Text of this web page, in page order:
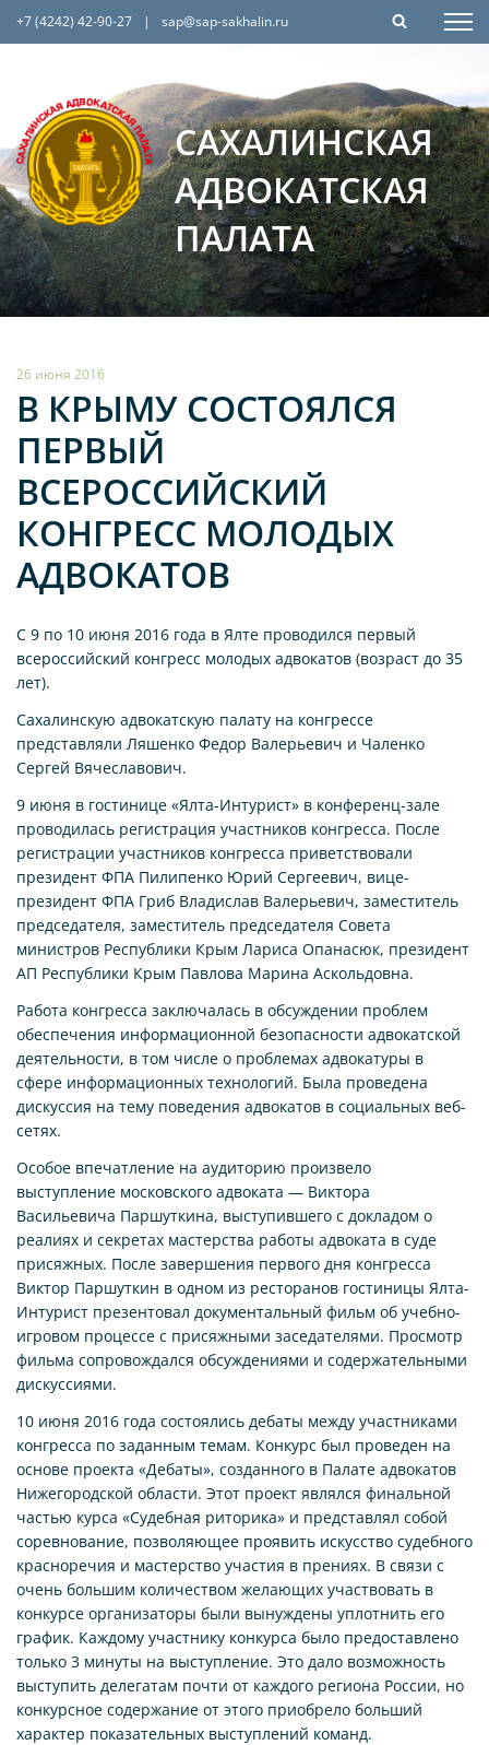
+7 (4242) 42-90-27 | sap@sap-sakhalin.ru
САХАЛИНСКАЯ
АДВОКАТСКАЯ
ПАЛАТА
26 июня 2016
В КРЫМУ СОСТОЯЛСЯ
ПЕРВЫЙ
ВСЕРОССИЙСКИЙ
КОНГРЕСС МОЛОДЫХ
АДВОКАТОВ
С 9 по 10 июня 2016 года в Ялте проводился первый
всероссийский конгресс молодых адвокатов (возраст до 35
лет).
Сахалинскую адвокатскую палату на конгрессе
представляли Ляшенко Федор Валерьевич и Чаленко
Сергей Вячеславович.
9 июня в гостинице «Ялта-Интурист» в конференц-зале
проводилась регистрация участников конгресса. После
регистрации участников конгресса приветствовали
президент ФПА Пилипенко Юрий Сергеевич, вице-
президент ФПА Гриб Владислав Валерьевич, заместитель
председателя, заместитель председателя Совета
министров Республики Крым Лариса Опанасюк, президент
АП Республики Крым Павлова Марина Аскольдовна.
Работа конгресса заключалась в обсуждении проблем
обеспечения информационной безопасности адвокатской
деятельности, в том числе о проблемах адвокатуры в
сфере информационных технологий. Была проведена
дискуссия на тему поведения адвокатов в социальных веб-
сетях.
Особое впечатление на аудиторию произвело
выступление московского адвоката — Виктора
Васильевича Паршуткина, выступившего с докладом о
реалиях и секретах мастерства работы адвоката в суде
присяжных. После завершения первого дня конгресса
Виктор Паршуткин в одном из ресторанов гостиницы Ялта-
Интурист презентовал документальный фильм об учебно-
игровом процессе с присяжными заседателями. Просмотр
фильма сопровождался обсуждениями и содержательными
дискуссиями.
10 июня 2016 года состоялись дебаты между участниками
конгресса по заданным темам. Конкурс был проведен на
основе проекта «Дебаты», созданного в Палате адвокатов
Нижегородской области. Этот проект являлся финальной
частью курса «Судебная риторика» и представлял собой
соревнование, позволяющее проявить искусство судебного
красноречия и мастерство участия в прениях. В связи с
очень большим количеством желающих участвовать в
конкурсе организаторы были вынуждены уплотнить его
график. Каждому участнику конкурса было предоставлено
только 3 минуты на выступление. Это дало возможность
выступить делегатам почти от каждого региона России, но
конкурсное содержание от этого приобрело больший
характер показательных выступлений команд.